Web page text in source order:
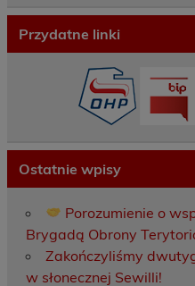
Przydatne linki
Ostatnie wpisy
Porozumienie o
Brygadą Obrony
Zakończyliśmy
w słonecznej Sewilli!